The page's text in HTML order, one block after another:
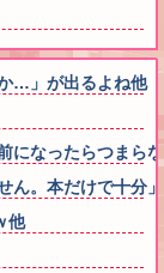
…」が出るよね他
になったらつまら
ん。本だけで十分
他